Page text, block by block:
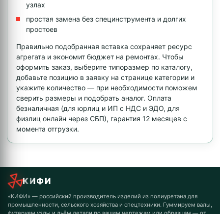
узлах
простая замена без специнструмента и долгих
простоев
Правильно подобранная вставка сохраняет ресурс
агрегата и экономит бюджет на ремонтах. Чтобы
оформить заказ, выберите типоразмер по каталогу,
добавьте позицию в заявку на странице категории и
укажите количество — при необходимости поможем
сверить размеры и подобрать аналог. Оплата
безналичная (для юрлиц и ИП с НДС и ЭДО, для
физлиц онлайн через СБП), гарантия 12 месяцев с
момента отгрузки.
КИФИ
«КИФИ» — российский производитель изделий из полиуретана для
промышленности, сельского хозяйства и спецтехники. Гуммируем валы,